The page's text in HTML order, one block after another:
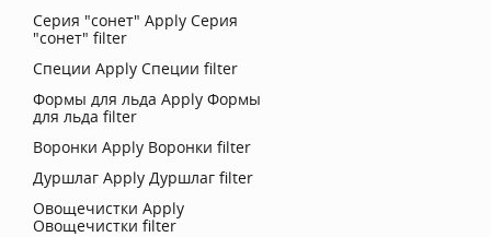
Серия "сонет" Apply Серия
"сонет" filter
Специи Apply Специи filter
Формы для льда Apply Формы
для льда filter
Воронки Apply Воронки filter
Дуршлаг Apply Дуршлаг filter
Овощечистки Apply
Овощечистки filter